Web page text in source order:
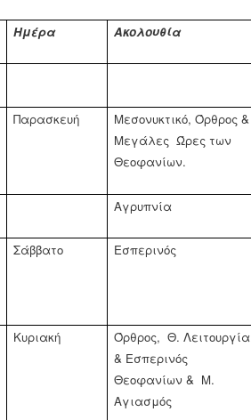
Ημέρα Ακολουθία
Παρασκευή
Μεσονυκτικό, Όρθρος &
Μεγάλες Ώρες των
Θεοφανίων.
Αγρυπνία
Σάββατο Εσπερινός
Κυριακή Όρθρος, Θ. Λειτουργία
& Εσπερινός
Θεοφανίων & Μ.
Αγιασμός